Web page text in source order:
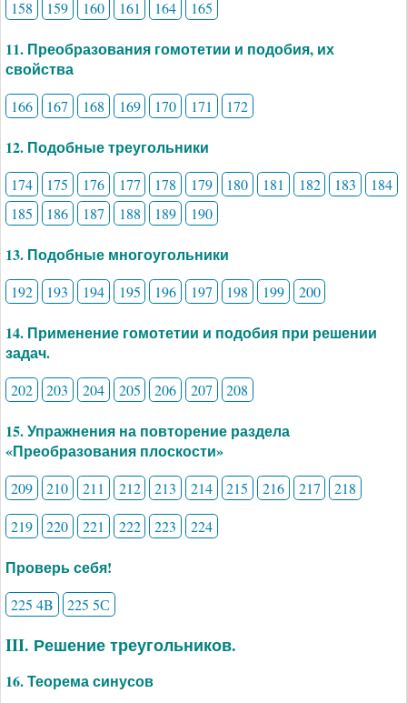
158 159 160 161 164 165
11. Преобразования гомотетии и подобия, их
свойства
166 167 168 169 170 171 172
12. Подобные треугольники
174 175 176 177 178 179 180 181 182 183
184
185
186 187 188 189 190
13. Подобные многоугольники
192 193 194 195 196 197 198 199 200
14. Применение гомотетии и подобия при решении
задач.
202 203 204 205 206 207 208
15. Упражнения на повторение раздела
«Преобразования плоскости»
209 210 211 212 213 214 215 216 217
218
219
220 221 222 223 224
Проверь себя!
225 4B 225 5С
III. Решение треугольников.
16. Теорема синусов